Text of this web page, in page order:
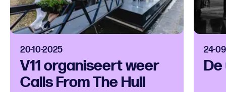
20-10-2025
V11 organiseert weer
Calls From The Hull
24-
De